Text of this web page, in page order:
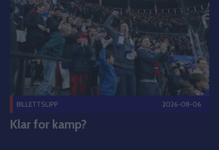
BILLETTSLIPP 2026-08-06
Klar for kamp?